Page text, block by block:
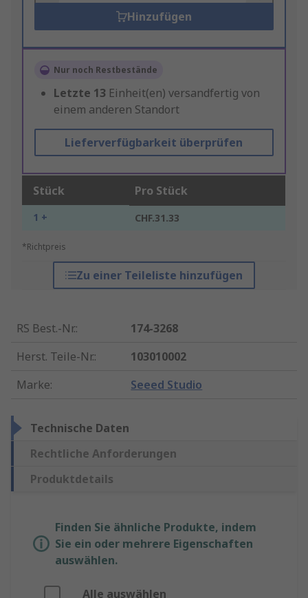
Hinzufügen
Nur noch Restbestände
Letzte 13 Einheit(en) versandfertig von
einem anderen Standort
Lieferverfügbarkeit überprüfen
Stück Pro Stück
1 + CHF.31.33
*Richtpreis
Zu einer Teileliste hinzufügen
RS Best.-Nr.:
174-3268
Herst. Teile-Nr.:
103010002
Marke: Seeed Studio
Technische Daten
Rechtliche Anforderungen
Produktdetails
Finden Sie ähnliche Produkte, indem
Sie ein oder mehrere Eigenschaften
auswählen.
Alle auswählen